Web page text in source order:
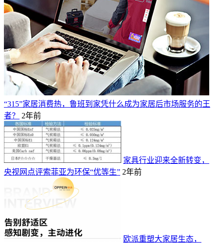
“315”家居消费热，鲁班到家凭什么成为家居后市场服务的王
者？
2年前
家具行业迎来全新转变，
央视网点评索菲亚为环保“优等生” 2年前
欧派重塑大家居生态，